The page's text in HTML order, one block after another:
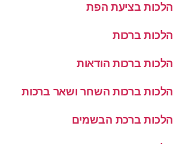
הלכות בציעת הפת
הלכות ברכות
הלכות ברכות הודאות
הלכות ברכות השחר ושאר ברכות
הלכות ברכת הבשמים